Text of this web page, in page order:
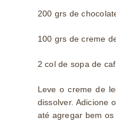
200 grs de
100 grs de creme
2 col de sopa de
Leve o creme de
dissolver. Adicione
até agregar bem